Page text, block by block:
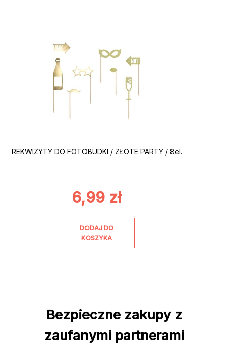
REKWIZYTY DO FOTOBUDKI / ZŁOTE PARTY / 8el.
6,99 zł
DODAJ DO
KOSZYKA
Bezpieczne zakupy z
zaufanymi partnerami